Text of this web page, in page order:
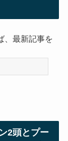
、最新記事を
2頭とプー